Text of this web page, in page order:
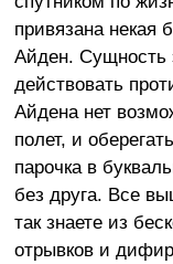
привязана некая
Айден. Сущность
действовать
Айдена нет
полет, и
парочка в
без друга. Все
так знаете из
отрывков и